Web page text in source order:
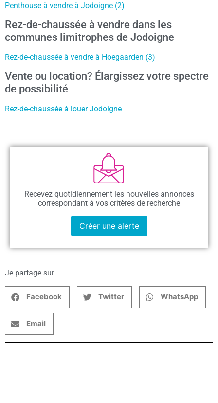
Penthouse à vendre à Jodoigne (2)
Rez-de-chaussée à vendre dans les
communes limitrophes de Jodoigne
Rez-de-chaussée à vendre à Hoegaarden (3)
Vente ou location? Élargissez votre spectre
de possibilité
Rez-de-chaussée à louer Jodoigne
Recevez quotidiennement les nouvelles annonces
correspondant à vos critères de recherche
Créer une alerte
Je partage sur
Facebook Twitter WhatsApp
Email